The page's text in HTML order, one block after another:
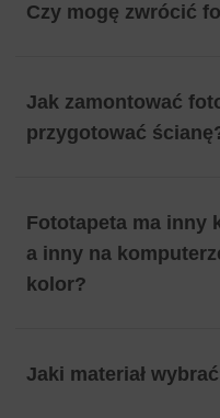
Czy mogę zwrócić
Jak zamontować
przygotować
Fototapeta ma inny
a inny na
kolor?
Jaki materiał